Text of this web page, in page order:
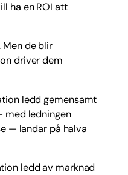
ha en ROI att
Men de blir
driver dem
ledd gemensamt
med ledningen
— landar på halva
ledd av marknad